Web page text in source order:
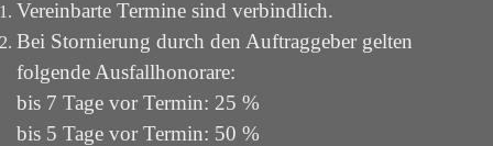
Vereinbarte Termine sind verbindlich.
Bei Stornierung durch den Auftraggeber gelten
folgende Ausfallhonorare:
bis 7 Tage vor Termin: 25 %
bis 5 Tage vor Termin: 50 %